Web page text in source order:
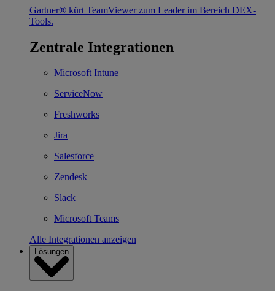
Gartner® kürt TeamViewer zum Leader im Bereich DEX-
Tools.
Zentrale Integrationen
Microsoft Intune
ServiceNow
Freshworks
Jira
Salesforce
Zendesk
Slack
Microsoft Teams
Alle Integrationen anzeigen
Lösungen